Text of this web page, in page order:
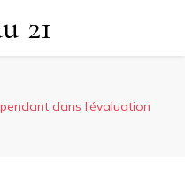
21
dans l’évaluation